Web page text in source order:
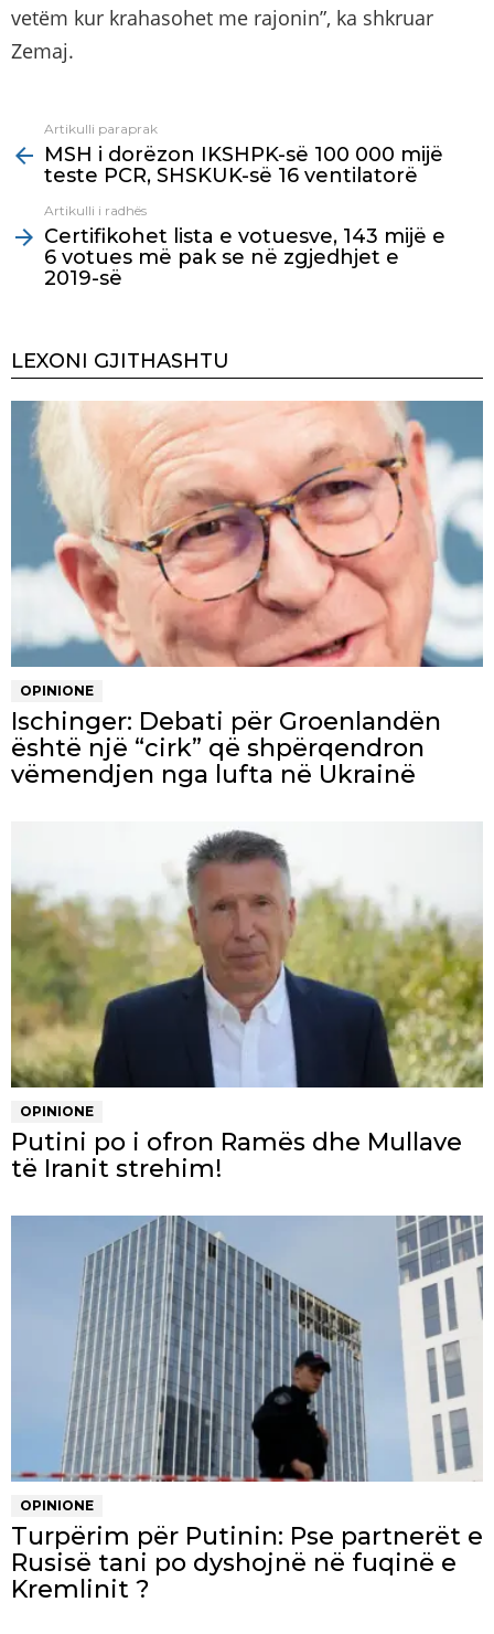
vetëm kur krahasohet me rajonin”, ka shkruar
Zemaj.
more
Artikulli paraprak
MSH i dorëzon IKSHPK-së 100 000 mijë
teste PCR, SHSKUK-së 16 ventilatorë
Artikulli i radhës
Certifikohet lista e votuesve, 143 mijë e
6 votues më pak se në zgjedhjet e
2019-së
LEXONI GJITHASHTU
OPINIONE
Ischinger: Debati për Groenlandën
është një “cirk” që shpërqendron
vëmendjen nga lufta në Ukrainë
OPINIONE
Putini po i ofron Ramës dhe Mullave
të Iranit strehim!
OPINIONE
Turpërim për Putinin: Pse partnerët e
Rusisë tani po dyshojnë në fuqinë e
Kremlinit ?